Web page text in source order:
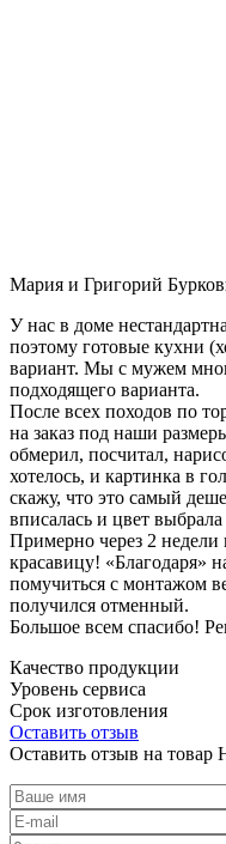
Мария и Григорий
У нас в доме
поэтому готовые кухни
вариант. Мы с мужем
подходящего варианта.
После всех походов по
на заказ под наши
обмерил, посчитал,
хотелось, и картинка в
скажу, что это самый
вписалась и цвет
Примерно через 2
красавицу!
помучиться с монтажом
получился отменный.
Большое всем спасибо!
Качество продукции
Уровень сервиса
Срок изготовления
Оставить отзыв
Оставить отзыв на товар